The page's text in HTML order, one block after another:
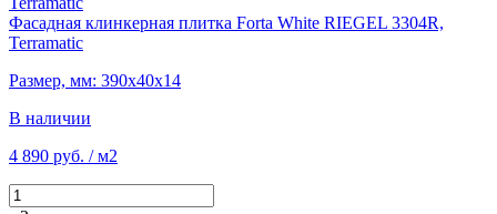
Фасадная клинкерная плитка Forta White RIEGEL 3304R,
Terramatic
Размер, мм: 390х40х14
В наличии
4 890 руб. / м2